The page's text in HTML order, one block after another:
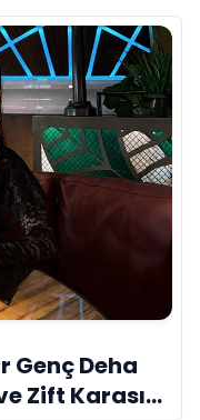
Genç Deha
Zift Karası